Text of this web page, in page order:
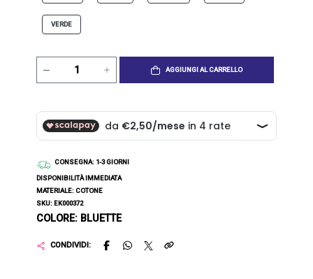
VERDE
AGGIUNGI AL CARRELLO
CONSEGNA: 1-3 GIORNI
DISPONIBILITÀ IMMEDIATA
MATERIALE: COTONE
SKU: EK000372
COLORE: BLUETTE
CONDIVIDI: